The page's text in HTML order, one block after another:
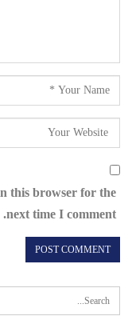
this browser for the
next time I comment.